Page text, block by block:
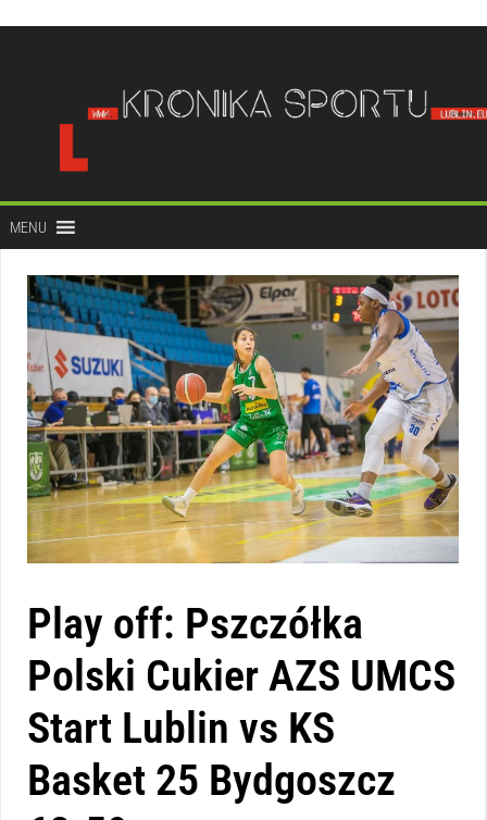
treści
MENU
Play off: Pszczółka
Polski Cukier AZS UMCS
Start Lublin vs KS
Basket 25 Bydgoszcz